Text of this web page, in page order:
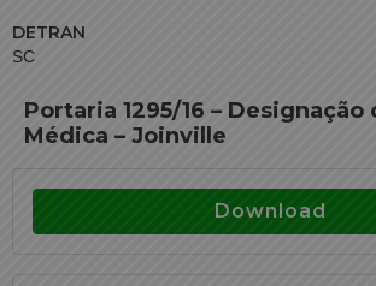
DETRAN
SC
Portaria 1295/16 – Designação
Médica – Joinville
Download